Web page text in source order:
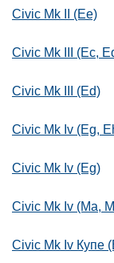
Civic Mk II (Ee)
Civic Mk III (Ec,
Civic Mk III (Ed)
Civic Mk Iv (Eg,
Civic Mk Iv (Eg)
Civic Mk Iv (Ma,
Civic Mk Iv Купе